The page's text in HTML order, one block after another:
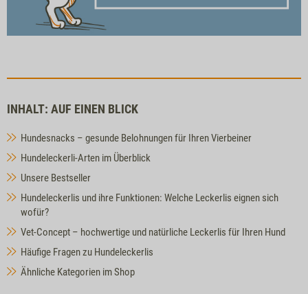
INHALT: AUF EINEN BLICK
Hundesnacks – gesunde Belohnungen für Ihren Vierbeiner
Hundeleckerli-Arten im Überblick
Unsere Bestseller
Hundeleckerlis und ihre Funktionen: Welche Leckerlis eignen sich
wofür?
Vet-Concept – hochwertige und natürliche Leckerlis für Ihren Hund
Häufige Fragen zu Hundeleckerlis
Ähnliche Kategorien im Shop